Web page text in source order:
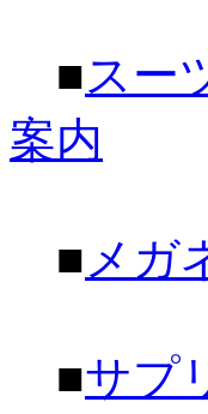
■スー
案内
■ メガ
■サプ